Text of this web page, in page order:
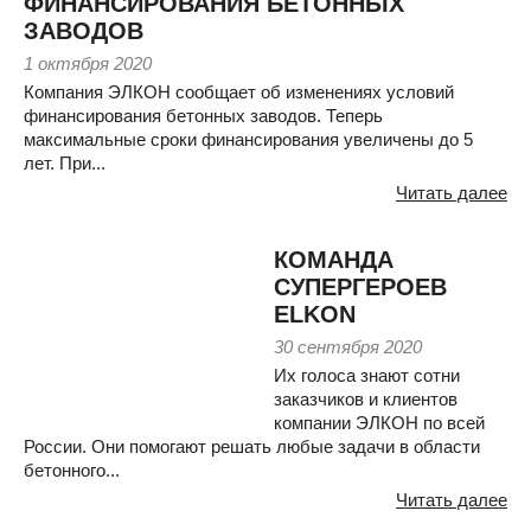
ЗАВОДОВ
1 октября 2020
Компания ЭЛКОН сообщает об изменениях условий
финансирования бетонных заводов. Теперь
максимальные сроки финансирования увеличены до 5
лет. При...
Читать далее
КОМАНДА
СУПЕРГЕРОЕВ
ELKON
30 сентября 2020
Их голоса знают сотни
заказчиков и клиентов
компании ЭЛКОН по всей
России. Они помогают решать любые задачи в области
бетонного...
Читать далее